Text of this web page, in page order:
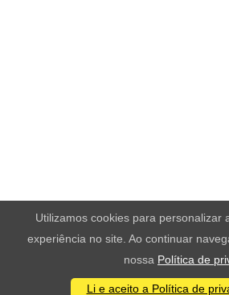
Utilizamos cookies para personalizar
experiência no site. Ao continuar
nossa Política de
Li e aceito a Política de